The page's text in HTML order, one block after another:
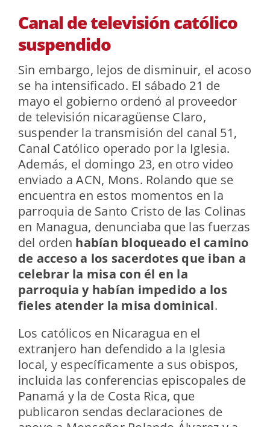
Canal de televisión católico
suspendido
Sin embargo, lejos de disminuir, el acoso
se ha intensificado. El sábado 21 de
mayo el gobierno ordenó al proveedor
de televisión nicaragüense Claro,
suspender la transmisión del canal 51,
Canal Católico operado por la Iglesia.
Además, el domingo 23, en otro video
enviado a ACN, Mons. Rolando que se
encuentra en estos momentos en la
parroquia de Santo Cristo de las Colinas
en Managua, denunciaba que las fuerzas
del orden habían bloqueado el camino
de acceso a los sacerdotes que iban a
celebrar la misa con él en la
parroquia y habían impedido a los
fieles atender la misa dominical.
Los católicos en Nicaragua en el
extranjero han defendido a la Iglesia
local, y específicamente a sus obispos,
incluida las conferencias episcopales de
Panamá y la de Costa Rica, que
publicaron sendas declaraciones de